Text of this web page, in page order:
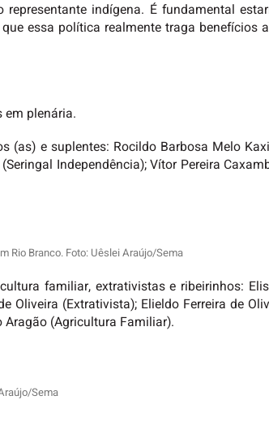
indígena. É fundamental
essa política realmente traga benefícios
em plenária.
(as) e suplentes: Rocildo Barbosa Melo
Independência); Vítor Pereira
Rio Branco. Foto: Uêslei Araújo/Sema
familiar, extrativistas e ribeirinhos:
Oliveira (Extrativista); Elieldo Ferreira de
(Agricultura Familiar).
Sema